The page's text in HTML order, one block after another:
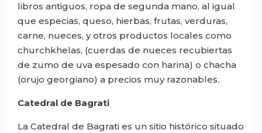
libros antiguos, ropa de segunda mano, al igual
que especias, queso, hierbas, frutas, verduras,
carne, nueces, y otros productos locales como
churchkhelas, (cuerdas de nueces recubiertas
de zumo de uva espesado con harina) o chacha
(orujo georgiano) a precios muy razonables.
Catedral de Bagrati
La Catedral de Bagrati es un sitio histórico situado